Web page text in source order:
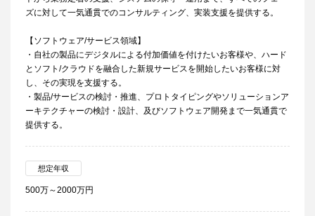
ズに対して一気通貫でのコンサルティング、実装支援を提供する。
【ソフトウェア/サービス領域】
・自社の製品にデジタルによる付加価値を付けたいお客様や、ハード
とソフト/クラウドを融合した新規サービスを開始したいお客様に対
し、その実現を支援する。
・製品/サービスの検討・推進、プロトタイピングやソリューションア
ーキテクチャーの検討・設計、及びソフトウェア開発まで一気通貫で
提供する。
想定年収
500万～2000万円